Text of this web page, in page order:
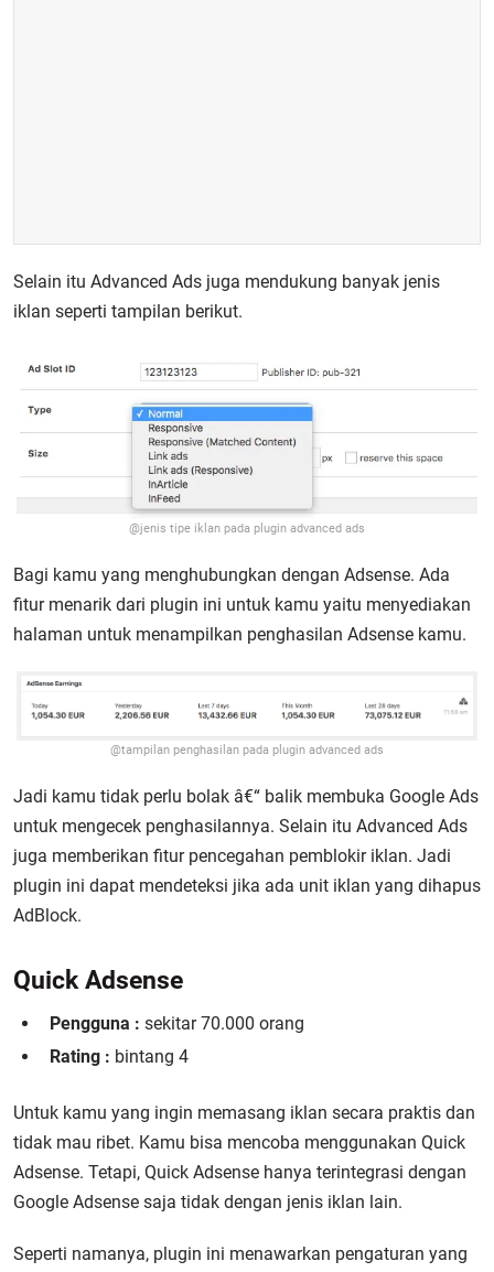
Selain itu Advanced Ads juga mendukung banyak jenis
iklan seperti tampilan berikut.
@jenis tipe iklan pada plugin advanced ads
Bagi kamu yang menghubungkan dengan Adsense. Ada
fitur menarik dari plugin ini untuk kamu yaitu menyediakan
halaman untuk menampilkan penghasilan Adsense kamu.
@tampilan penghasilan pada plugin advanced ads
Jadi kamu tidak perlu bolak â€“ balik membuka Google Ads
untuk mengecek penghasilannya. Selain itu Advanced Ads
juga memberikan fitur pencegahan pemblokir iklan. Jadi
plugin ini dapat mendeteksi jika ada unit iklan yang dihapus
AdBlock.
Quick Adsense
Pengguna : sekitar 70.000 orang
Rating : bintang 4
Untuk kamu yang ingin memasang iklan secara praktis dan
tidak mau ribet. Kamu bisa mencoba menggunakan Quick
Adsense. Tetapi, Quick Adsense hanya terintegrasi dengan
Google Adsense saja tidak dengan jenis iklan lain.
Seperti namanya, plugin ini menawarkan pengaturan yang